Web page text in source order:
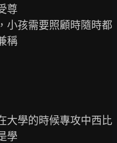
尊
小孩需要照顧時隨時都
稱
大學的時候專攻中西比
學